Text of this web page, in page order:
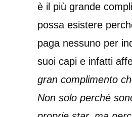
è il più grande
possa esistere
paga nessuno per
suoi capi e infatti
gran complimento
Non solo perché